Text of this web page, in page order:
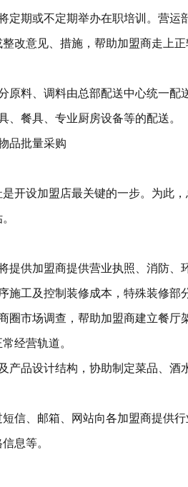
定期或不定期举办在职培训。营
改意见、措施，帮助加盟商走上正
原料、调料由总部配送中心统一配
、餐具、专业厨房设备等的配送。
品批量采购
开设加盟店最关键的一步。为此
提供加盟商提供营业执照、消防、
施工及控制装修成本，特殊装修部
圈市场调查，帮助加盟商建立餐
经营轨道。
产品设计结构，协助制定菜品、酒
信、邮箱、网站向各加盟商提供
息等。